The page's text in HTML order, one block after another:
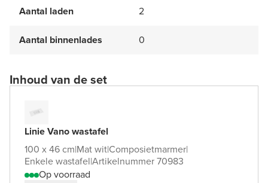
Aantal laden 2
Aantal binnenlades 0
Inhoud van de set
Linie Vano wastafel
100 x 46 cm|Mat wit|Composietmarmer|
Enkele wastafel|Artikelnummer 70983
Op voorraad